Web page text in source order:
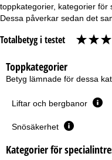
toppkategorier, kategorier för
Dessa påverkar sedan det
Totalbetyg i testet
Toppkategorier
Betyg lämnade för dessa
Liftar och bergbanor
Snösäkerhet
Kategorier för